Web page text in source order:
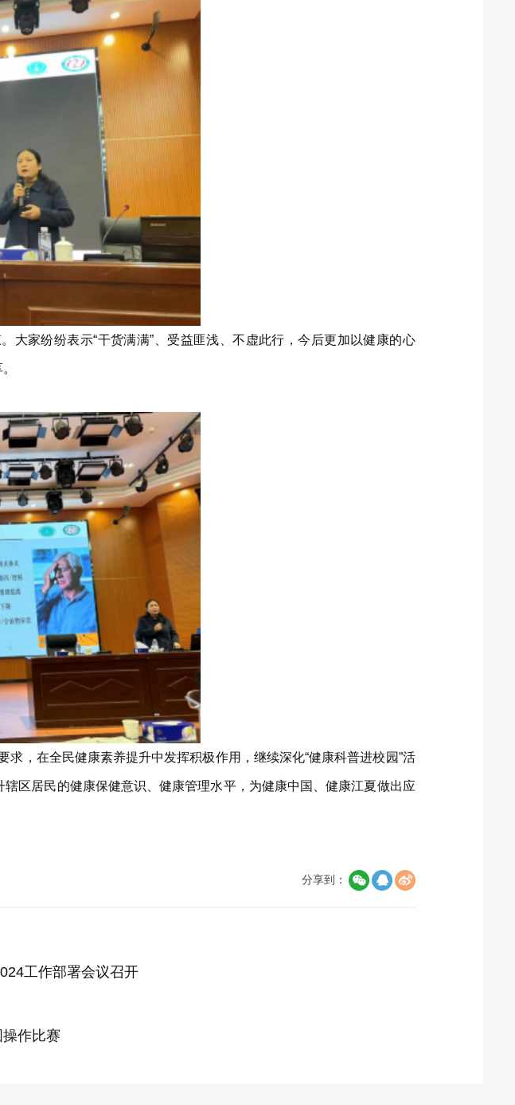
家纷纷表示“干货满满”、受益匪浅、不虚此行，今后更加以健康的心
，在全民健康素养提升中发挥积极作用，继续深化“健康科普进校园”活
区居民的健康保健意识、健康管理水平，为健康中国、健康江夏做出应
分享到：
工作部署会议召开
作比赛